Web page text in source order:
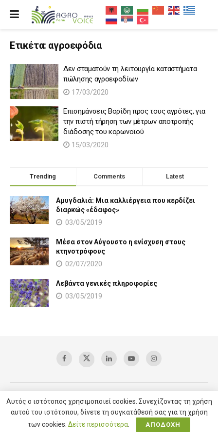
Ετικέτα: αγροεφόδια
Δεν σταματούν τη λειτουργία καταστήματα
πώλησης αγροεφοδίων
17/03/2020
Επισημάνσεις Βορίδη προς τους αγρότες, για
την πιστή τήρηση των μέτρων αποτροπής
διάδοσης του κορωνοϊού
15/03/2020
Trending Comments Latest
Αμυγδαλιά: Μια καλλιέργεια που κερδίζει
διαρκώς «έδαφος»
03/05/2019
Μέσα στον Αύγουστο η ενίσχυση στους
κτηνοτρόφους
02/07/2020
Λεβάντα γενικές πληροφορίες
03/05/2019
Copyright © 2025 AgroVoice / All right reserved /Υπηρεσίες SEO
Αυτός ο ιστότοπος χρησιμοποιεί cookies. Συνεχίζοντας τη χρήση
αυτού του ιστότοπου, δίνετε τη συγκατάθεσή σας για τη χρήση
των cookies. Δείτε περισσότερα ΑΠΟΔΟΧΗ